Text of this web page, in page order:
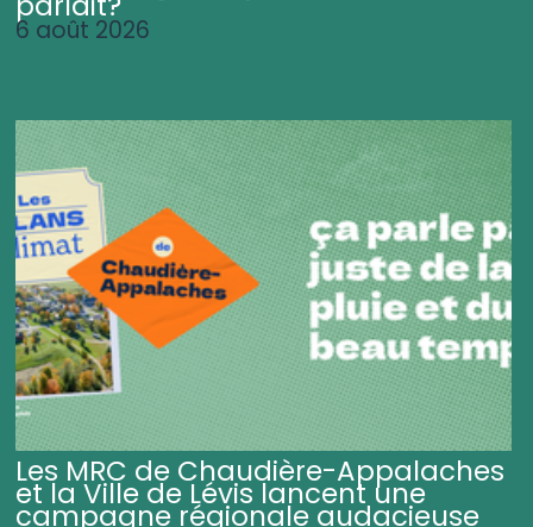
6 août 2026
Les MRC de Chaudière-Appalaches
et la Ville de Lévis lancent une
campagne régionale audacieuse